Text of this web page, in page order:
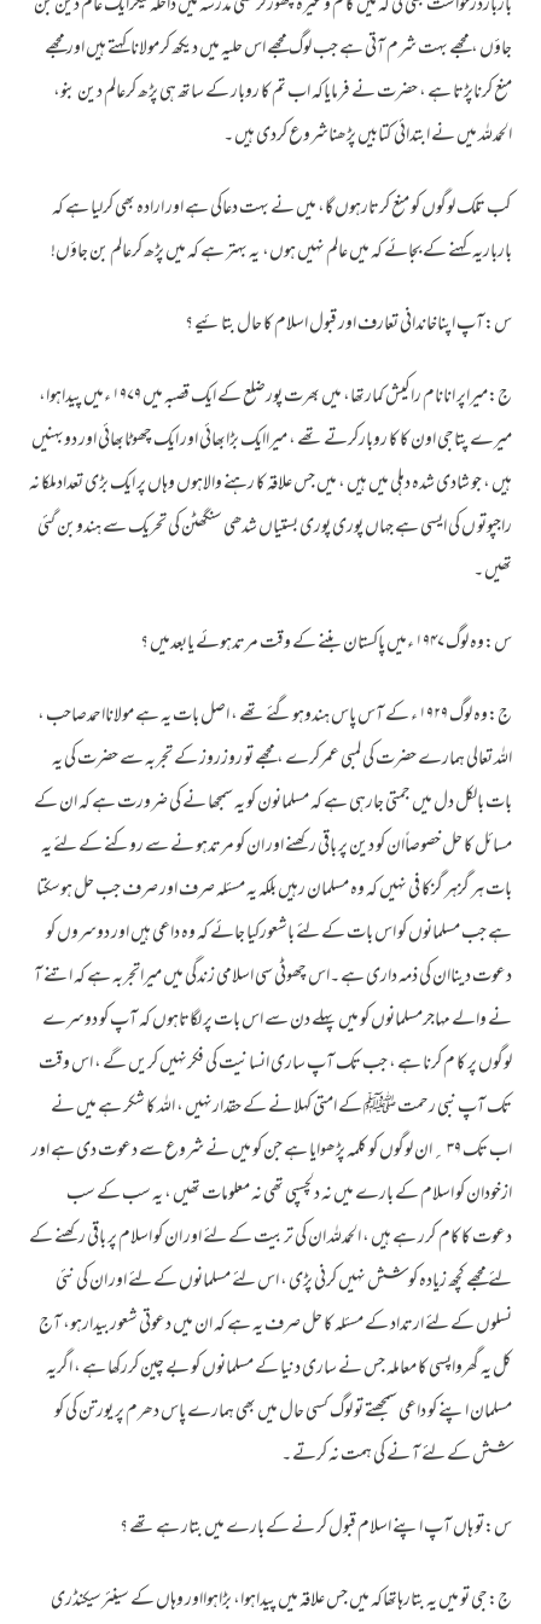
جاؤں ، مجھے بہت شرم آتی ہے جب لوگ مجھے اس حلیہ میں دیکھ کرمولاناکہتے ہیں اور مجھے
منع کرناپڑتا ہے ، حضرت نے فرمایاکہ اب تم کا روبار کے ساتھ ہی پڑھ کرعالم دین بنو،
الحمدللہ میں نے ابتدائی کتابیں پڑھناشروع کردی ہیں ۔
کب تلک لوگوں کو منع کرتارہوں گا، میں نے بہت دعاکی ہے اور ارادہ بھی کرلیا ہے کہ
بارباریہ کہنے کے بجائے کہ میں عالم نہیں ہوں، یہ بہتر ہے کہ میں پڑھ کرعالم بن جاؤں!
س:آپ اپناخاندانی تعارف اور قبول اسلام کا حال بتائیے ؟
ج:میراپر انانام راکیش کمارتھا، میں بھرت پورضلع کے ایک قصبہ میں ۱۹۷۹ ءمیں پیداہوا،
میرے پتاجی اون کا کا روبارکرتے تھے ، میراایک بڑابھائی اور ایک چھوٹابھائی اور دوبہنیں
ہیں ، جو شادی شدہ دہلی میں ہیں ، میں جس علاقہ کا رہنے والاہوں وہاں پر ایک بڑی تعدادملکا نہ
راجپوتو ں کی ایسی ہے جہاں پوری پوری بستیاں شدھی سنگھٹن کی تحریک سے ہندوبن گئی
تھیں ۔
س:وہ لوگ ۱۹۴۷ ءمیں پاکستان بننے کے وقت مرتدہوئے یابعدمیں ؟
ج:وہ لوگ ۱۹۲۹ ء کے آس پاس ہندوہوگئے تھے ، اصل بات یہ ہے مولانااحمدصاحب ،
اللہ تعالی ہمارے حضرت کی لمبی عمرکرے ، مجھے تو روزروز کے تجربہ سے حضرت کی یہ
بات بالکل دل میں جمتی جارہی ہے کہ مسلمانون کو یہ سمجھا نے کی ضرورت ہے کہ ان کے
مسائل کا حل خصوصاًان کو دین پر باقی رکھنے اور ان کو مرتدہو نے سے روکنے کے لئے یہ
بات ہر گزہر گزکا فی نہیں کہ وہ مسلمان رہیں بلکہ یہ مسئلہ صرف اور صرف جب حل ہوسکتا
ہے جب مسلمانوں کو اس بات کے لئے باشعورکیا جائے کہ وہ داعی ہیں اور دوسروں کو
دعوت دیناان کی ذمہ داری ہے ۔اس چھوٹی سی اسلامی زندگی میں میراتجربہ ہے کہ اتنے آ
نے والے مہاجرمسلمانوں کو میں پہلے دن سے اس بات پر لگاتاہوں کہ آپ کو دوسرے
لوگوں پر کا م کرنا ہے ، جب تک آپ ساری انسانیت کی فکرنہیں کریں گے ، اس وقت
تک آپ نبی رحمت ﷺ کے امتی کہلا نے کے حقدارنہیں ، اللہ کا شکر ہے میں نے
اب تک ۳۹ ؍ان لوگوں کو کلمہ پڑھوایا ہے جن کو میں نے شروع سے دعوت دی ہے اور
ازخودان کو اسلام کے بارے میں نہ دلچسپی تھی نہ معلومات تھیں ، یہ سب کے سب
دعوت کا کام کرر ہے ہیں ، الحمدللہ ان کی تربیت کے لئے اور ان کو اسلام پر باقی رکھنے کے
لئے مجھے کچھ زیادہ کو شش نہیں کرنی پڑی ، اس لئے مسلمانوں کے لئے اور ان کی نئی
نسلوں کے لئے ارتداد کے مسئلہ کا حل صرف یہ ہے کہ ان میں دعوتی شعوربیدارہو، آج
کل یہ گھرواپسی کا معاملہ جس نے ساری دنیا کے مسلمانوں کو بے چین کررکھا ہے ، اگریہ
مسلمان اپنے کو داعی سمجھتے تو لوگ کسی حال میں بھی ہمارے پاس دھرم پر یورتن کی کو
شش کے لئے آ نے کی ہمت نہ کرتے ۔
س:تو ہاں آپ اپنے اسلام قبول کر نے کے بارے میں بتار ہے تھے ؟
ج:جی تو میں یہ بتارہاتھاکہ میں جس علاقہ میں پیداہوا، بڑاہوااور وہاں کے سینئرسیکنڈری